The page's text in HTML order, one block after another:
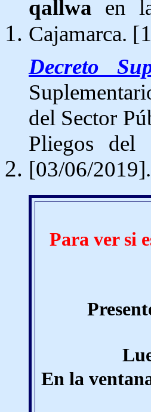
qallwa en
Cajamarca.
Decreto
del Sector
Pliegos del
[03/06/2019].
Para ver si
En la